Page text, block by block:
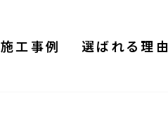
施工事例 選ばれる理由